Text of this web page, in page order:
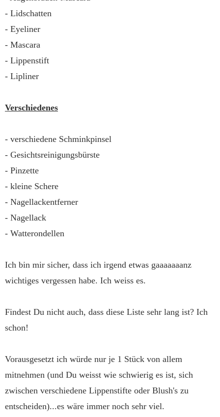
- Lidschatten
- Eyeliner
- Mascara
- Lippenstift
- Lipliner
Verschiedenes
- verschiedene Schminkpinsel
- Gesichtsreinigungsbürste
- Pinzette
- kleine Schere
- Nagellackentferner
- Nagellack
- Watterondellen
Ich bin mir sicher, dass ich irgend etwas gaaaaaaanz
wichtiges vergessen habe. Ich weiss es.
Findest Du nicht auch, dass diese Liste sehr lang ist? Ich
schon!
Vorausgesetzt ich würde nur je 1 Stück von allem
mitnehmen (und Du weisst wie schwierig es ist, sich
zwischen verschiedene Lippenstifte oder Blush's zu
entscheiden)...es wäre immer noch sehr viel.